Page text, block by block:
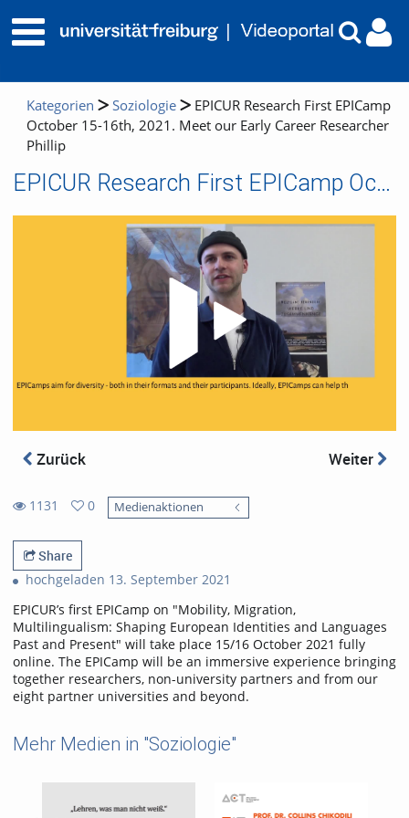
Kategorien Soziologie
EPICUR Research First EPICamp
October 15-16th, 2021. Meet our Early Career Researcher
Phillip
EPICUR Research First EPICamp October 15-16th, 2021. Meet our Early Career Researcher Phillip
Zurück Weiter
1131
views
0
favorites
Medienaktionen
Share
hochgeladen 13. September 2021
EPICUR’s first EPICamp on "Mobility, Migration,
Multilingualism: Shaping European Identities and Languages
Past and Present" will take place 15/16 October 2021 fully
online. The EPICamp will be an immersive experience bringing
together researchers, non-university partners and from our
eight partner universities and beyond.
Mehr Medien in "Soziologie"